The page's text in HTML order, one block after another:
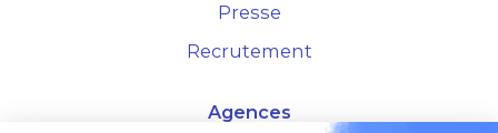
Presse
Recrutement
Agences